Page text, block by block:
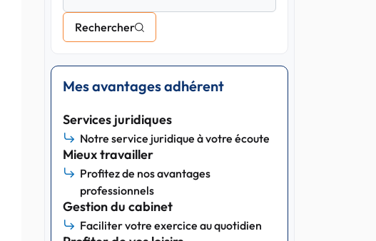
Rechercher
Mes avantages adhérent
Services juridiques
Notre service juridique à votre écoute
Mieux travailler
Profitez de nos avantages
professionnels
Gestion du cabinet
Faciliter votre exercice au quotidien